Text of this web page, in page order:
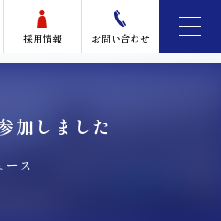
採用情報 お問い合わせ
加しました
ース